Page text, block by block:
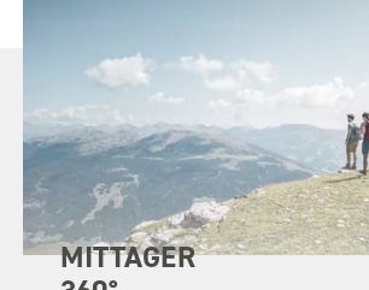
MITTAGER